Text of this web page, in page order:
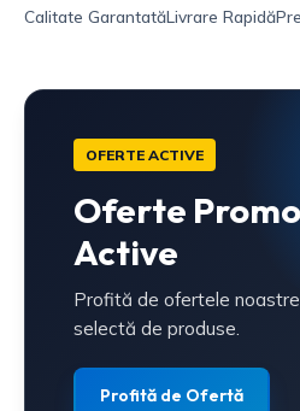
Calitate GarantatăLivrare Rapidă
OFERTE ACTIVE
Oferte
Active
Profită de ofertele
selectă de produse.
Profită de Ofertă